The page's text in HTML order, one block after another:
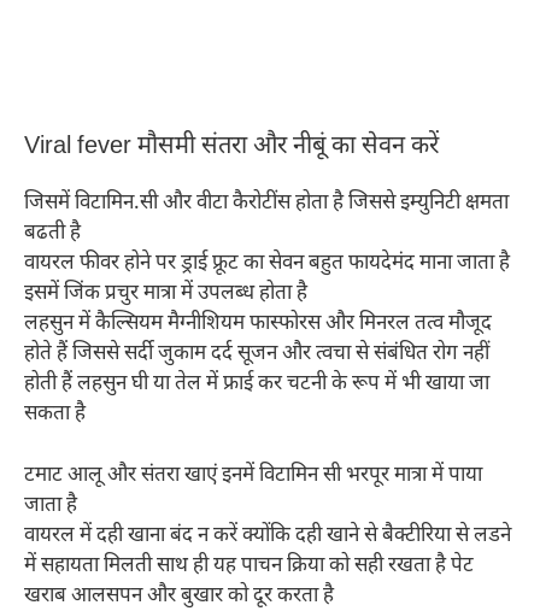
Viral fever मौसमी संतरा और नीबूं का सेवन करें
जिसमें विटामिन.सी और वीटा कैरोटींस होता है जिससे इम्युनिटी क्षमता
बढती है
वायरल फीवर होने पर ड्राई फ्रूट का सेवन बहुत फायदेमंद माना जाता है
इसमें जिंक प्रचुर मात्रा में उपलब्ध होता है
लहसुन में कैल्सियम मैग्नीशियम फास्फोरस और मिनरल तत्व मौजूद
होते हैं जिससे सर्दी जुकाम दर्द सूजन और त्वचा से संबंधित रोग नहीं
होती हैं लहसुन घी या तेल में फ्राई कर चटनी के रूप में भी खाया जा
सकता है
टमाट आलू और संतरा खाएं इनमें विटामिन सी भरपूर मात्रा में पाया
जाता है
वायरल में दही खाना बंद न करें क्योंकि दही खाने से बैक्टीरिया से लडने
में सहायता मिलती साथ ही यह पाचन क्रिया को सही रखता है पेट
खराब आलसपन और बुखार को दूर करता है